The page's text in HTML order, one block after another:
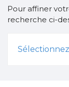
Pour affiner
recherche ci-